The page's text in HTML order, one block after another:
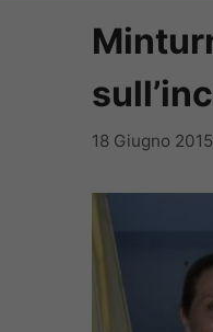
18 Giugno 2015